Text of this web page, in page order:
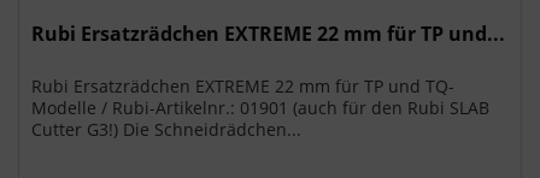
Rubi Ersatzrädchen EXTREME 22 mm für TP und...
Rubi Ersatzrädchen EXTREME 22 mm für TP und TQ-
Modelle / Rubi-Artikelnr.: 01901 (auch für den Rubi SLAB
Cutter G3!) Die Schneidrädchen...